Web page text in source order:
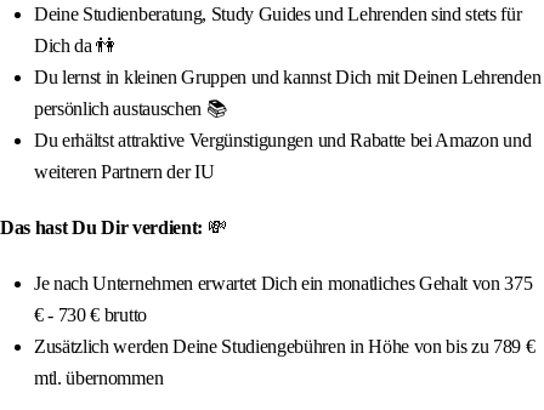
Deine Studienberatung, Study Guides und Lehrenden sind stets für
Dich da 👫
Du lernst in kleinen Gruppen und kannst Dich mit Deinen Lehrenden
persönlich austauschen 📚
Du erhältst attraktive Vergünstigungen und Rabatte bei Amazon und
weiteren Partnern der IU
Das hast Du Dir verdient: 💸
Je nach Unternehmen erwartet Dich ein monatliches Gehalt von 375
€ - 730 € brutto
Zusätzlich werden Deine Studiengebühren in Höhe von bis zu 789 €
mtl. übernommen